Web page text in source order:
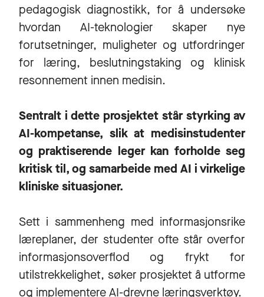
pedagogisk diagnostikk, for å undersøke
hvordan AI-teknologier skaper nye
forutsetninger, muligheter og utfordringer
for læring, beslutningstaking og klinisk
resonnement innen medisin.
Sentralt i dette prosjektet står styrking av
AI-kompetanse, slik at medisinstudenter
og praktiserende leger kan forholde seg
kritisk til, og samarbeide med AI i virkelige
kliniske situasjoner.
Sett i sammenheng med informasjonsrike
læreplaner, der studenter ofte står overfor
informasjonsoverflod og frykt for
utilstrekkelighet, søker prosjektet å utforme
og implementere AI-drevne læringsverktøy.